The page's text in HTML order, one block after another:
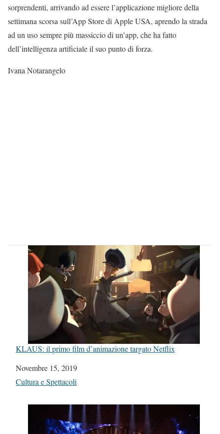
sorprendenti, arrivando ad essere l’applicazione migliore della
settimana scorsa sull’App Store di Apple USA, aprendo la strada
ad un uso sempre più massiccio di un’app, che ha fatto
dell’intelligenza artificiale il suo punto di forza.
Ivana Notarangelo
KLAUS: il primo film d’animazione targato Netflix
Data
Novembre 15, 2019
In relazione a
Cultura e Spettacoli